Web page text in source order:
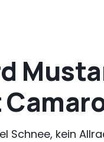
Schnee, kein